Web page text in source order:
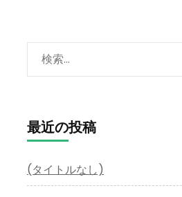
検
索:
最近の投稿
(タイトルなし)